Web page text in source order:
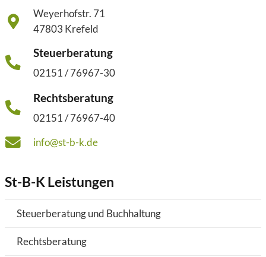
Weyerhofstr. 71
47803 Krefeld
Steuerberatung
02151 / 76967-30
Rechtsberatung
02151 / 76967-40
info@st-b-k.de
St-B-K Leistungen
Steuerberatung und Buchhaltung
Rechtsberatung